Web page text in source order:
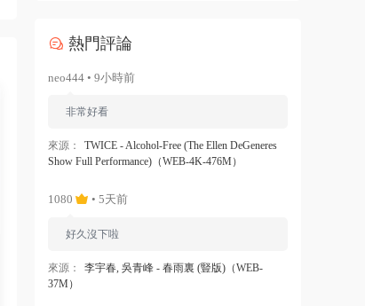
熱門評論
neo444 • 9小時前
非常好看
來源：
TWICE - Alcohol-Free (The Ellen DeGeneres
Show Full Performance)（WEB-4K-476M）
1080 • 5天前
好久沒下啦
來源：
李宇春, 吳青峰 - 春雨裏 (豎版)（WEB-
37M）